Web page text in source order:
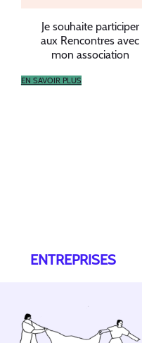
Je souhaite participer
aux Rencontres avec
mon association
EN SAVOIR PLUS
ENTREPRISES